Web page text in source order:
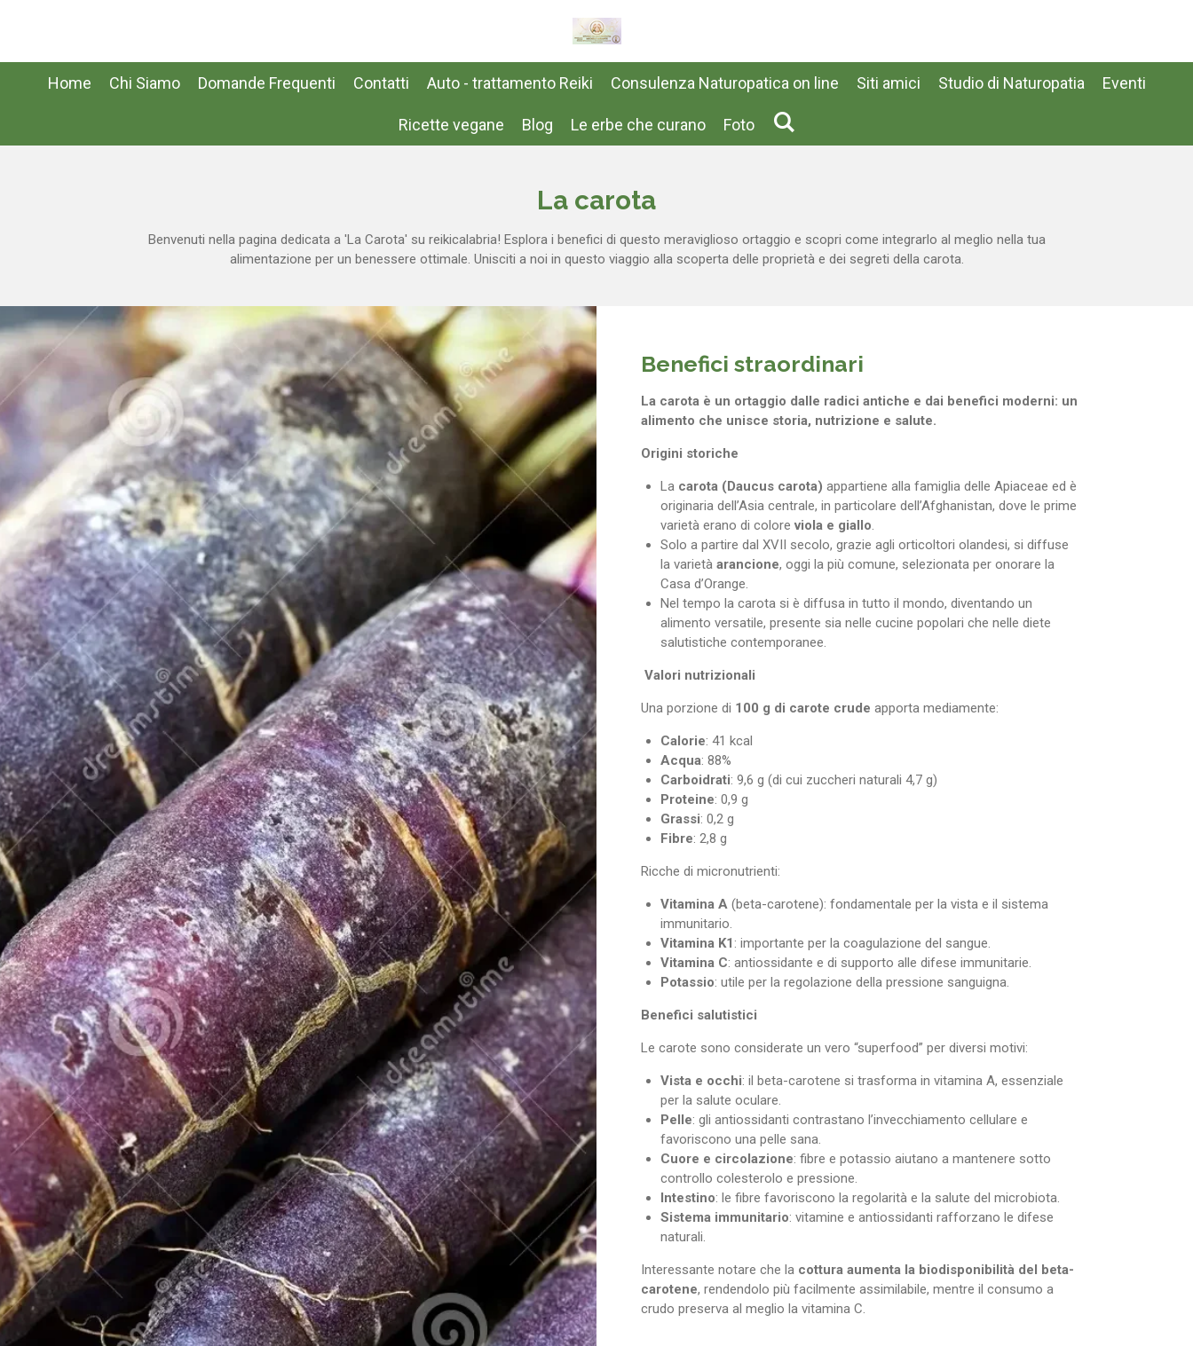
principaleHome Chi Siamo Domande Frequenti Contatti Auto - trattamento Reiki Consulenza Naturopatica on line Siti amici Studio di Naturopatia Eventi
Ricette vegane Blog Le erbe che curano Foto
La carota
Benvenuti nella pagina dedicata a 'La Carota' su reikicalabria! Esplora i benefici di questo meraviglioso ortaggio e scopri come integrarlo al meglio nella tua
alimentazione per un benessere ottimale. Unisciti a noi in questo viaggio alla scoperta delle proprietà e dei segreti della carota.
Benefici straordinari
La carota è un ortaggio dalle radici antiche e dai benefici moderni: un
alimento che unisce storia, nutrizione e salute.
Origini storiche
La carota (Daucus carota) appartiene alla famiglia delle Apiaceae ed è
originaria dell’Asia centrale, in particolare dell’Afghanistan, dove le prime
varietà erano di coloreviola e giallo.
Solo a partire dal XVII secolo, grazie agli orticoltori olandesi, si diffuse
la varietà arancione, oggi la più comune, selezionata per onorare la
Casa d’Orange.
Nel tempo la carota si è diffusa in tutto il mondo, diventando un
alimento versatile, presente sia nelle cucine popolari che nelle diete
salutistiche contemporanee.
Valori nutrizionali
Una porzione di 100 g di carote crude apporta mediamente:
Calorie: 41 kcal
Acqua: 88%
Carboidrati: 9,6 g (di cui zuccheri naturali 4,7 g)
Proteine: 0,9 g
Grassi: 0,2 g
Fibre: 2,8 g
Ricche di micronutrienti:
Vitamina A (beta-carotene): fondamentale per la vista e il sistema
immunitario.
Vitamina K1 : importante per la coagulazione del sangue.
Vitamina C: antiossidante e di supporto alle difese immunitarie.
Potassio: utile per la regolazione della pressione sanguigna.
Benefici salutistici
Le carote sono considerate un vero “superfood” per diversi motivi:
Vista e occhi: il beta-carotene si trasforma in vitamina A, essenziale
per la salute oculare.
Pelle: gli antiossidanti contrastano l’invecchiamento cellulare e
favoriscono una pelle sana.
Cuore e circolazione: fibre e potassio aiutano a mantenere sotto
controllo colesterolo e pressione.
Intestino: le fibre favoriscono la regolarità e la salute del microbiota.
Sistema immunitario: vitamine e antiossidanti rafforzano le difese
naturali.
Interessante notare che la cottura aumenta la biodisponibilità del beta-
carotene, rendendolo più facilmente assimilabile, mentre il consumo a
crudo preserva al meglio la vitamina C.